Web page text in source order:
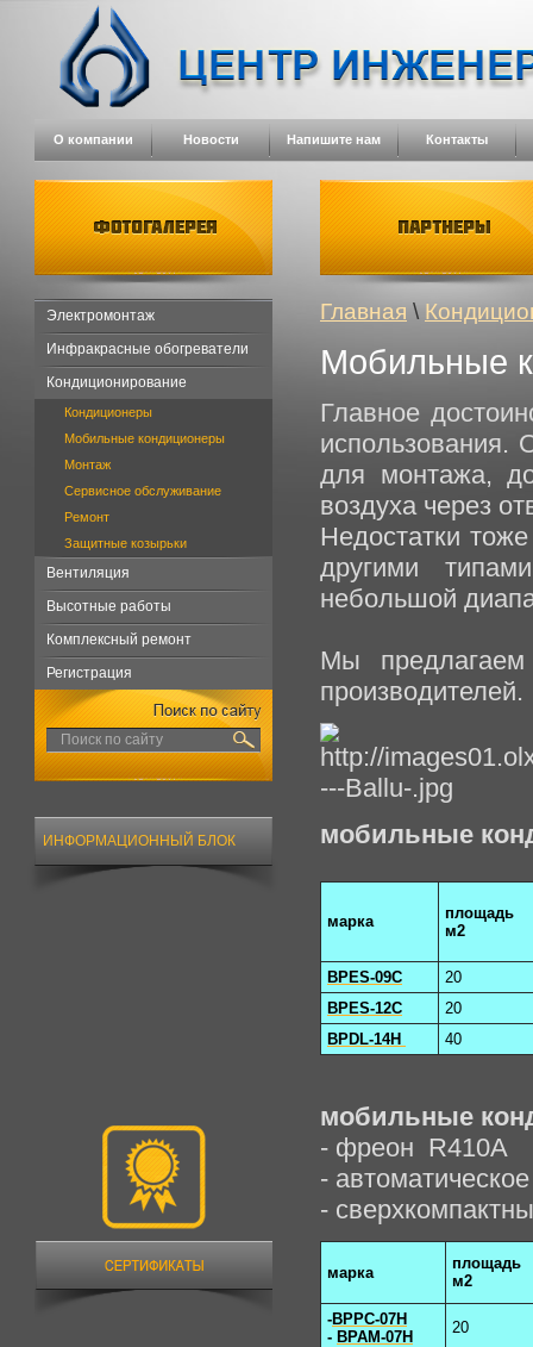
О компании Новости Напишите нам Контакты
Главная \
Мобильные
Главное
использования.
для монтажа,
воздуха через
Недостатки
другими
небольшой
Мы
производителей.
мобильные
марка
площадь
м2
BPES-09C
20
BPES-12C
20
BPDL-14H
40
мобильные
- фреон R410A
-
-
марка
площадь
м2
-BPPC-07H
- BPAM-07H
20
Электромонтаж
Инфракрасные обогреватели
Кондиционирование
Кондиционеры
Мобильные кондиционеры
Монтаж
Сервисное обслуживание
Ремонт
Защитные козырьки
Вентиляция
Высотные работы
Комплексный ремонт
Регистрация
ИНФОРМАЦИОННЫЙ БЛОК